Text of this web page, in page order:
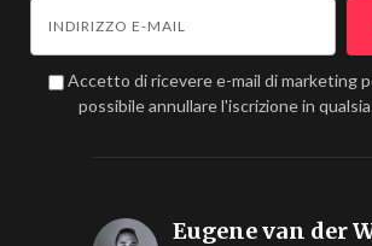
Accetto di ricevere e-mail di marketing
possibile annullare l'iscrizione in
Eugene van der